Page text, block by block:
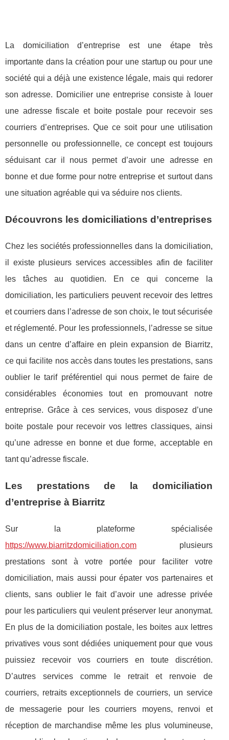
La domiciliation d’entreprise est une étape très
importante dans la création pour une startup ou pour une
société qui a déjà une existence légale, mais qui redorer
son adresse. Domicilier une entreprise consiste à louer
une adresse fiscale et boite postale pour recevoir ses
courriers d’entreprises. Que ce soit pour une utilisation
personnelle ou professionnelle, ce concept est toujours
séduisant car il nous permet d’avoir une adresse en
bonne et due forme pour notre entreprise et surtout dans
une situation agréable qui va séduire nos clients.
Découvrons les domiciliations d’entreprises
Chez les sociétés professionnelles dans la domiciliation,
il existe plusieurs services accessibles afin de faciliter
les tâches au quotidien. En ce qui concerne la
domiciliation, les particuliers peuvent recevoir des lettres
et courriers dans l’adresse de son choix, le tout sécurisée
et réglementé. Pour les professionnels, l’adresse se situe
dans un centre d’affaire en plein expansion de Biarritz,
ce qui facilite nos accès dans toutes les prestations, sans
oublier le tarif préférentiel qui nous permet de faire de
considérables économies tout en promouvant notre
entreprise. Grâce à ces services, vous disposez d’une
boite postale pour recevoir vos lettres classiques, ainsi
qu’une adresse en bonne et due forme, acceptable en
tant qu’adresse fiscale.
Les prestations de la domiciliation
d’entreprise à Biarritz
Sur la plateforme spécialisée
https://www.biarritzdomiciliation.com plusieurs
prestations sont à votre portée pour faciliter votre
domiciliation, mais aussi pour épater vos partenaires et
clients, sans oublier le fait d’avoir une adresse privée
pour les particuliers qui veulent préserver leur anonymat.
En plus de la domiciliation postale, les boites aux lettres
privatives vous sont dédiées uniquement pour que vous
puissiez recevoir vos courriers en toute discrétion.
D’autres services comme le retrait et renvoie de
courriers, retraits exceptionnels de courriers, un service
de messagerie pour les courriers moyens, renvoi et
réception de marchandise même les plus volumineuse,